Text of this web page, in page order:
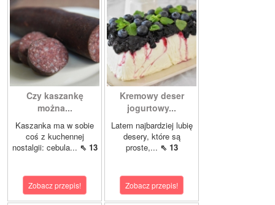
Czy kaszankę
można...
Kaszanka ma w sobie
coś z kuchennej
nostalgii: cebula... ⇖ 13
Zobacz przepis!
Kremowy deser
jogurtowy...
Latem najbardziej lubię
desery, które są
proste,... ⇖ 13
Zobacz przepis!